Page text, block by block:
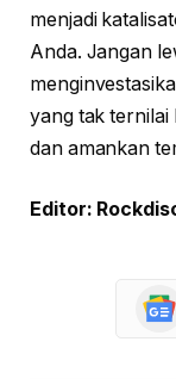
menjadi
Anda. Jangan
yang tak ternilai
dan amankan
Editor: